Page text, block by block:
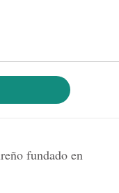
fundado en